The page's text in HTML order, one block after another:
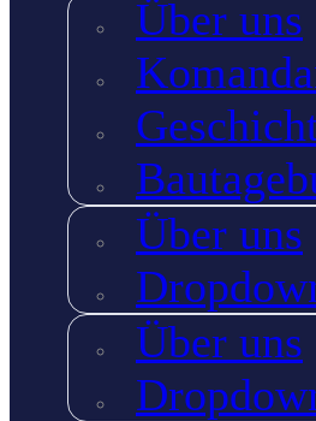
Über uns
Über uns
Über uns